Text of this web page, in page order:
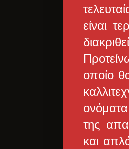
είναι
οποίο
της
και